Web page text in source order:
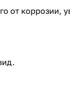
от коррозии,